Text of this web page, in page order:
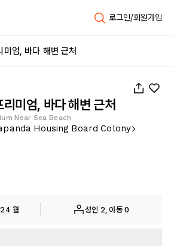
로그인/회원가입
엄, 바다 해변 근처
미엄, 바다 해변 근처
Near Sea Beach
Housing Board Colony
월 성인 2, 아동 0